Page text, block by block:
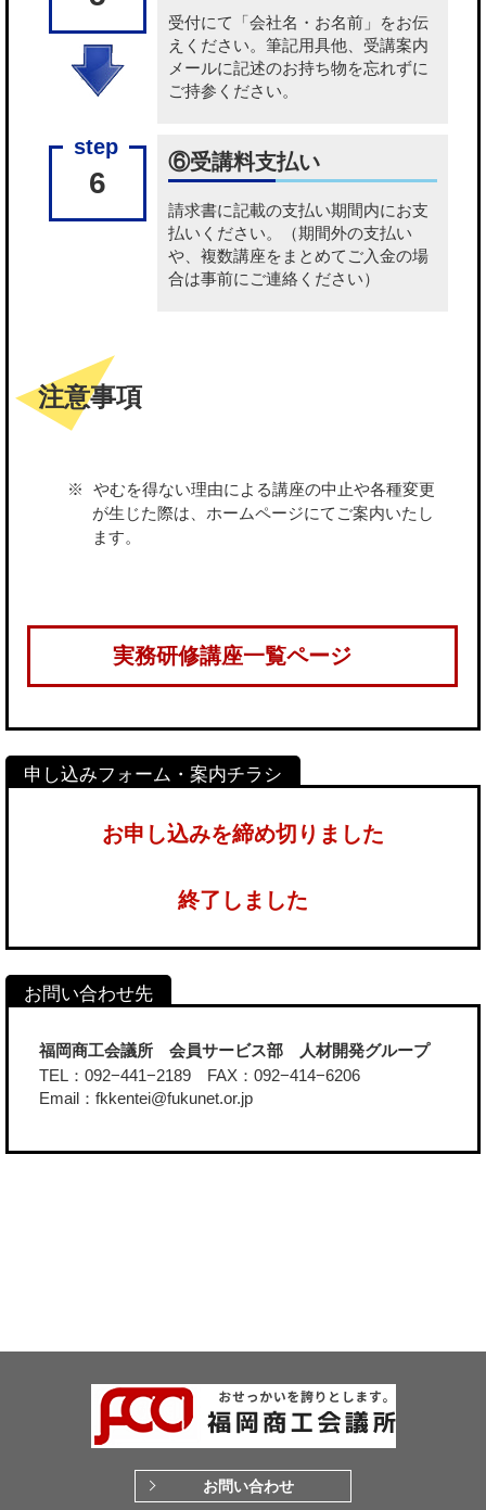
受付にて「会社名・お名前」をお伝
えください。筆記用具他、受講案内
メールに記述のお持ち物を忘れずに
ご持参ください。
6
⑥受講料支払い
請求書に記載の支払い期間内にお支
払いください。（期間外の支払い
や、複数講座をまとめてご入金の場
合は事前にご連絡ください）
注意事項
やむを得ない理由による講座の中止や各種変更
が生じた際は、ホームページにてご案内いたし
ます。
実務研修講座一覧ページ
お申し込みを締め切りました
終了しました
福岡商工会議所 会員サービス部 人材開発グループ
TEL：092−441−2189 FAX：092−414−6206
Email：fkkentei@fukunet.or.jp
お問い合わせ